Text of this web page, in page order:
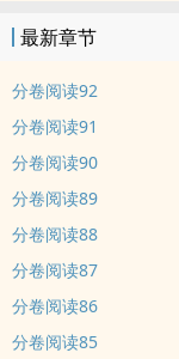
最新章节
分卷阅读92
分卷阅读91
分卷阅读90
分卷阅读89
分卷阅读88
分卷阅读87
分卷阅读86
分卷阅读85